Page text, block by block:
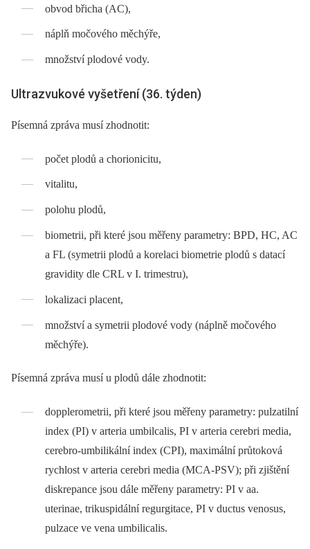
obvod břicha (AC),
náplň močového měchýře,
množství plodové vody.
Ultrazvukové vyšetření (36. týden)
Písemná zpráva musí zhodnotit:
počet plodů a chorionicitu,
vitalitu,
polohu plodů,
biometrii, při které jsou měřeny parametry: BPD, HC, AC
a FL (symetrii plodů a korelaci biometrie plodů s datací
gravidity dle CRL v I. trimestru),
lokalizaci placent,
množství a symetrii plodové vody (náplně močového
měchýře).
Písemná zpráva musí u plodů dále zhodnotit:
dopplerometrii, při které jsou měřeny parametry: pulzatilní
index (PI) v arteria umbilcalis, PI v arteria cerebri media,
cerebro-umbilikální index (CPI), maximální průtoková
rychlost v arteria cerebri media (MCA-PSV); při zjištění
diskrepance jsou dále měřeny parametry: PI v aa.
uterinae, trikuspidální regurgitace, PI v ductus venosus,
pulzace ve vena umbilicalis.